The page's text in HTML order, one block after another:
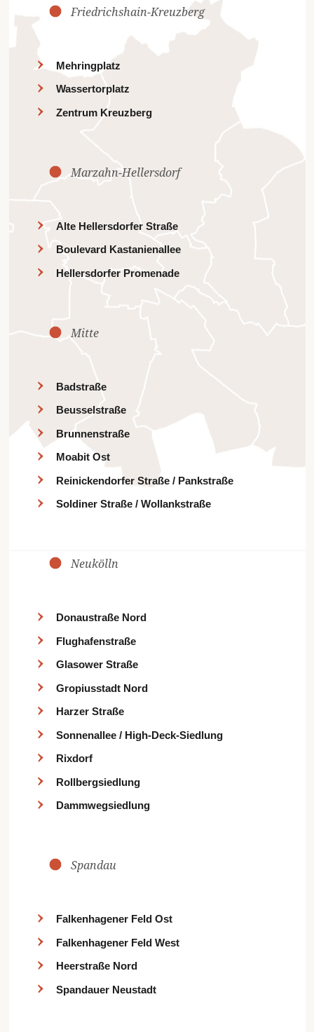
Friedrichshain-Kreuzberg
Mehringplatz
Wassertorplatz
Zentrum Kreuzberg
Marzahn-Hellersdorf
Alte Hellersdorfer Straße
Boulevard Kastanienallee
Hellersdorfer Promenade
Mitte
Badstraße
Beusselstraße
Brunnenstraße
Moabit Ost
Reinickendorfer Straße / Pankstraße
Soldiner Straße / Wollankstraße
Neukölln
Donaustraße Nord
Flughafenstraße
Glasower Straße
Gropiusstadt Nord
Harzer Straße
Sonnenallee / High-Deck-Siedlung
Rixdorf
Rollbergsiedlung
Dammwegsiedlung
Spandau
Falkenhagener Feld Ost
Falkenhagener Feld West
Heerstraße Nord
Spandauer Neustadt